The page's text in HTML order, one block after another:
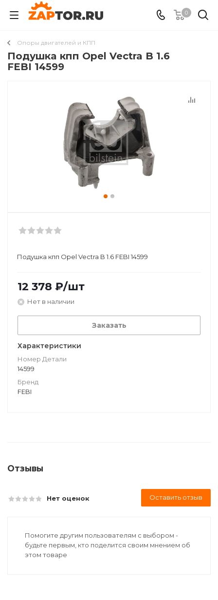
0
Опоры двигателей и КПП
Подушкa кпп Opel Vectra B 1.6
FEBI 14599
Подушкa кпп Opel Vectra B 1.6 FEBI 14599
12 378 ₽/шт
Нет в наличии
Заказать
Характеристики
Номер Детали
14599
Бренд
FEBI
Отзывы
Нет оценок Оставить отзыв
Помогите другим пользователям с выбором -
будьте первым, кто поделится своим мнением об
этом товаре